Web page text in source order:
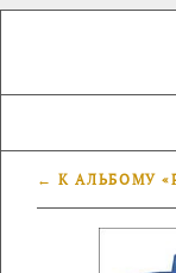
← К АЛЬБОМУ